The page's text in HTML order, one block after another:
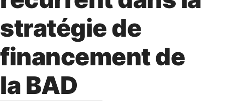
stratégie de
financement de
la BAD